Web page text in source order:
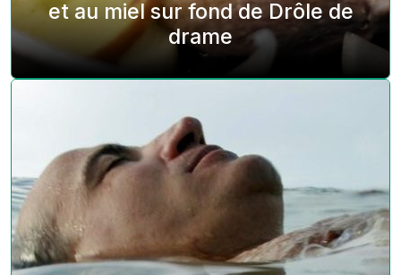
et au miel sur fond de Drôle de
drame